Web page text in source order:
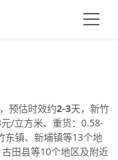
预估时效约2-3天，新竹
/立方米、重货：0.58-
东镇、新埔镇等13个地
田县等10个地区及附近